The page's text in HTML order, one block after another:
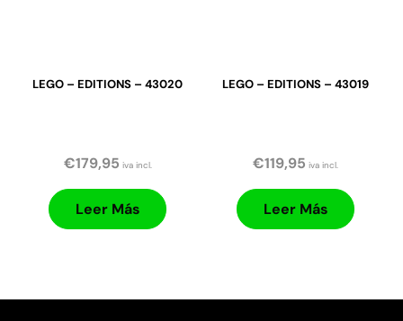
LEGO – EDITIONS – 43020
€179,95 iva incl.
Leer Más
LEGO – EDITIONS – 43019
€119,95 iva incl.
Leer Más